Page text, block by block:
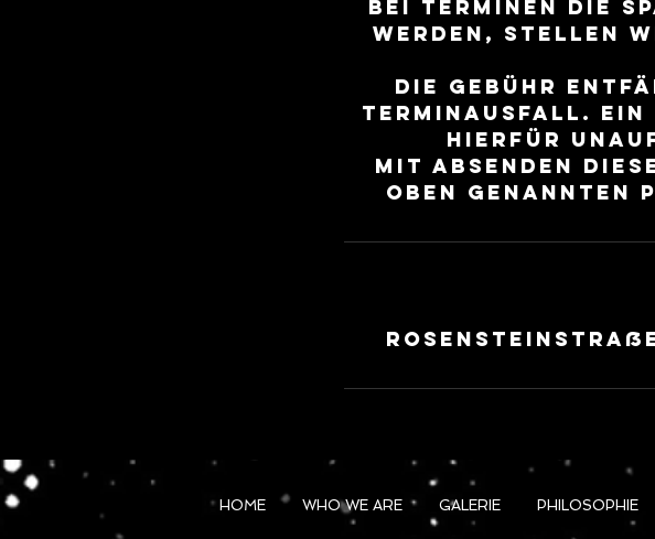
Bei Terminen die
werden, stellen
Die Gebühr
Terminausfall.
hierfür
Mit absenden
oben genannten
HOME WHO WE ARE GALERIE PHILOSOPHIE